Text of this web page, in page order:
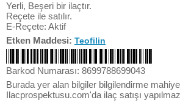
Yerli, Beşeri bir ilaçtır.
Reçete ile satılır.
E-Reçete: Aktif
Etken Maddesi: Teofilin
Barkod Numarası: 8699788699043
Burada yer alan bilgiler bilgilendirme
Ilacprospektusu.com'da ilaç satışı